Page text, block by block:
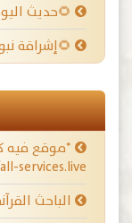
🌻حديث
🌻إشراقة
*موقع فيه
services.live/
الباحث